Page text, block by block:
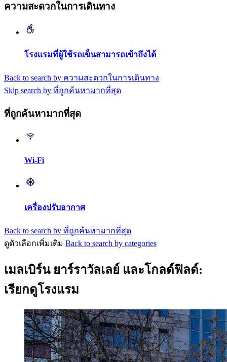
ความสะดวกในการเดินทาง
โรงแรมที่ผู้ใช้รถเข็นสามารถเข้าถึงได้
Back to search by ความสะดวกในการเดินทาง
Skip search by ที่ถูกค้นหามากที่สุด
ที่ถูกค้นหามากที่สุด
Wi-Fi
เครื่องปรับอากาศ
Back to search by ที่ถูกค้นหามากที่สุด
ดูตัวเลือกเพิ่มเติม Back to search by categories
เมลเบิร์น ยาร์ราวัลเลย์ และโกลด์ฟิลด์:
เรียกดูโรงแรม